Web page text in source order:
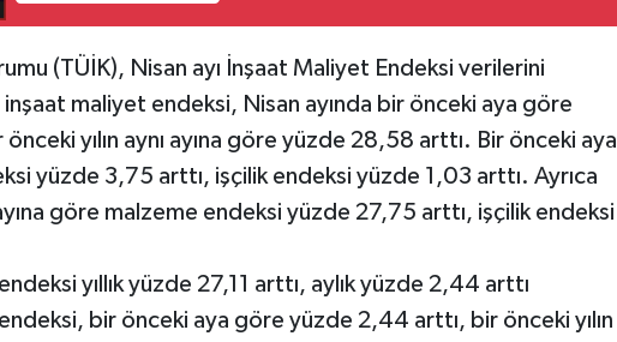
(TÜİK), Nisan ayı İnşaat Maliyet Endeksi verilerini
inşaat maliyet endeksi, Nisan ayında bir önceki aya göre
yılın aynı ayına göre yüzde 28,58 arttı. Bir önceki aya
yüzde 3,75 arttı, işçilik endeksi yüzde 1,03 arttı. Ayrıca
ayına göre malzeme endeksi yüzde 27,75 arttı, işçilik endeksi
yıllık yüzde 27,11 arttı, aylık yüzde 2,44 arttı
bir önceki aya göre yüzde 2,44 arttı, bir önceki yılın